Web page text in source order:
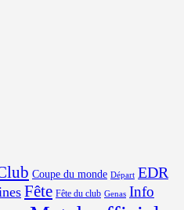
Coupe du monde Départ EDR
Fête Fête du club Genas Info